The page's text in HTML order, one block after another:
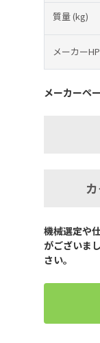
質量(kg)
メーカーHP
メーカーペ
機械選定や
がございま
さい。